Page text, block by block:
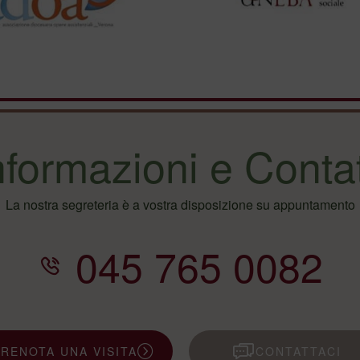
e
La nostra segreteria è a vostra disposizione su appuntamento
045 765 0082
UNA VISITA CONTATTACI